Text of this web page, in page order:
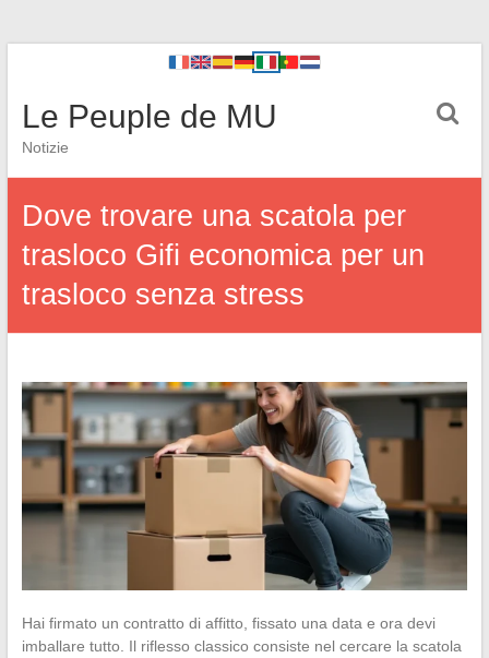
Le Peuple de MU
Notizie
Dove trovare una scatola per
trasloco Gifi economica per un
trasloco senza stress
Hai firmato un contratto di affitto, fissato una data e ora devi
imballare tutto. Il riflesso classico consiste nel cercare la scatola